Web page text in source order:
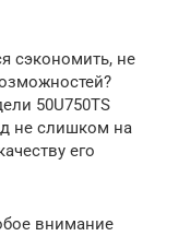
сэкономить, не
50U750TS
не слишком на
его
внимание